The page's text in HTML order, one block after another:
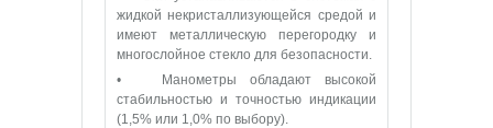
жидкой некристаллизующейся средой и
имеют металлическую перегородку и
многослойное стекло для безопасности.
• Манометры обладают высокой
стабильностью и точностью индикации
(1,5% или 1,0% по выбору).